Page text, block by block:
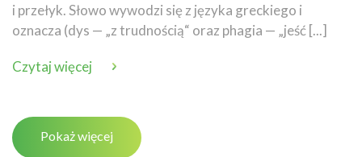
i przełyk. Słowo wywodzi się z języka greckiego i
oznacza (dys — „z trudnością“ oraz phagia — „jeść [...]
Czytaj więcej
Pokaż więcej